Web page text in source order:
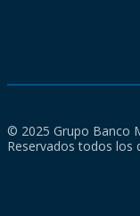
© 2025 Grupo Banco
Reservados todos los